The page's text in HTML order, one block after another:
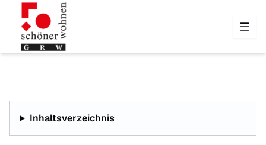
Inhaltsverzeichnis